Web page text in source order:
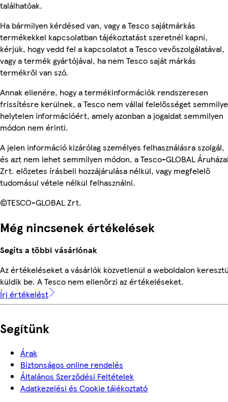
találhatóak.
Ha bármilyen kérdésed van, vagy a Tesco sajátmárkás
termékekkel kapcsolatban tájékoztatást szeretnél kapni,
kérjük, hogy vedd fel a kapcsolatot a Tesco vevőszolgálatával,
vagy a termék gyártójával, ha nem Tesco saját márkás
termékről van szó.
Annak ellenére, hogy a termékinformációk rendszeresen
frissítésre kerülnek, a Tesco nem vállal felelősséget
helytelen információért, amely azonban a jogaidat semmilyen
módon nem érinti.
A jelen információ kizárólag személyes felhasználásra szolgál,
és azt nem lehet semmilyen módon, a Tesco-GLOBAL
Zrt. előzetes írásbeli hozzájárulása nélkül, vagy megfelelő
tudomásul vétele nélkül felhasználni.
©TESCO-GLOBAL Zrt.
Még nincsenek értékelések
Segíts a többi vásárlónak
Az értékeléseket a vásárlók közvetlenül a weboldalon
küldik be. A Tesco nem ellenőrzi az értékeléseket.
Írj értékelést
Segítünk
Árak
Biztonságos online rendelés
Általános Szerződési Feltételek
Adatkezelési és Cookie tájékoztató